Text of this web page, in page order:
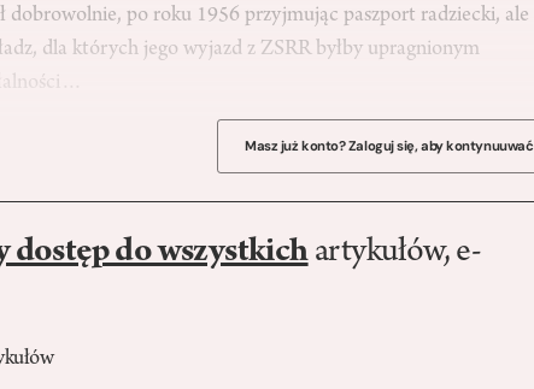
dobrowolnie, po roku 1956 przyjmując paszport radziecki, ale
dla których jego wyjazd z ZSRR byłby upragnionym
Masz już konto? Zaloguj się, aby kontynuuwać
do wszystkichartykułów, e-